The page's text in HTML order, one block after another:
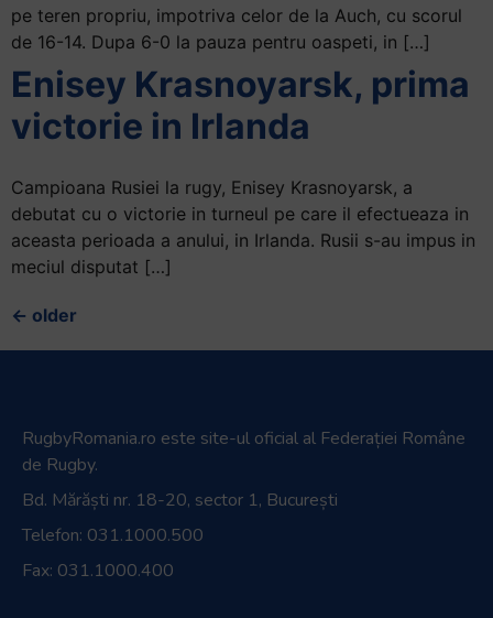
pe teren propriu, impotriva celor de la Auch, cu scorul
de 16-14. Dupa 6-0 la pauza pentru oaspeti, in […]
Enisey Krasnoyarsk, prima
victorie in Irlanda
Campioana Rusiei la rugy, Enisey Krasnoyarsk, a
debutat cu o victorie in turneul pe care il efectueaza in
aceasta perioada a anului, in Irlanda. Rusii s-au impus in
meciul disputat […]
← older
RugbyRomania.ro este site-ul oficial al Federației Române
de Rugby.
Bd. Mărăști nr. 18-20, sector 1, București
Telefon: 031.1000.500
Fax: 031.1000.400